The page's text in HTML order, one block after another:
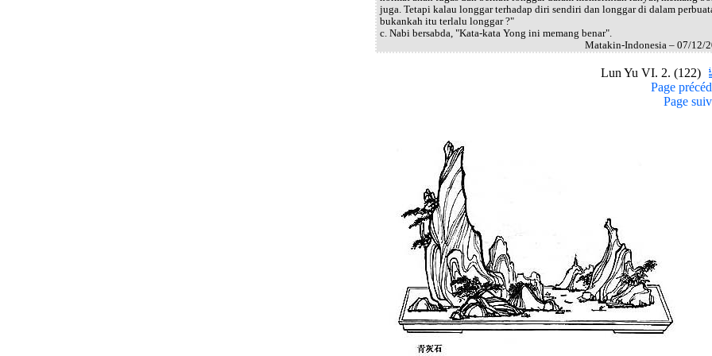
juga. Tetapi kalau longgar terhadap diri sendiri dan longgar di dalam
bukankah itu terlalu longgar ?"
c. Nabi bersabda, "Kata-kata Yong ini memang benar".
Matakin-Indonesia – 07/12/
Lun Yu VI. 2. (122)
Page
Page